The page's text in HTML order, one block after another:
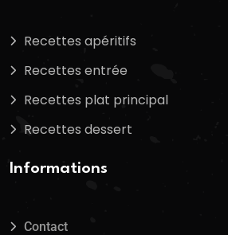
Recettes apéritifs
Recettes entrée
Recettes plat principal
Recettes dessert
Informations
Contact